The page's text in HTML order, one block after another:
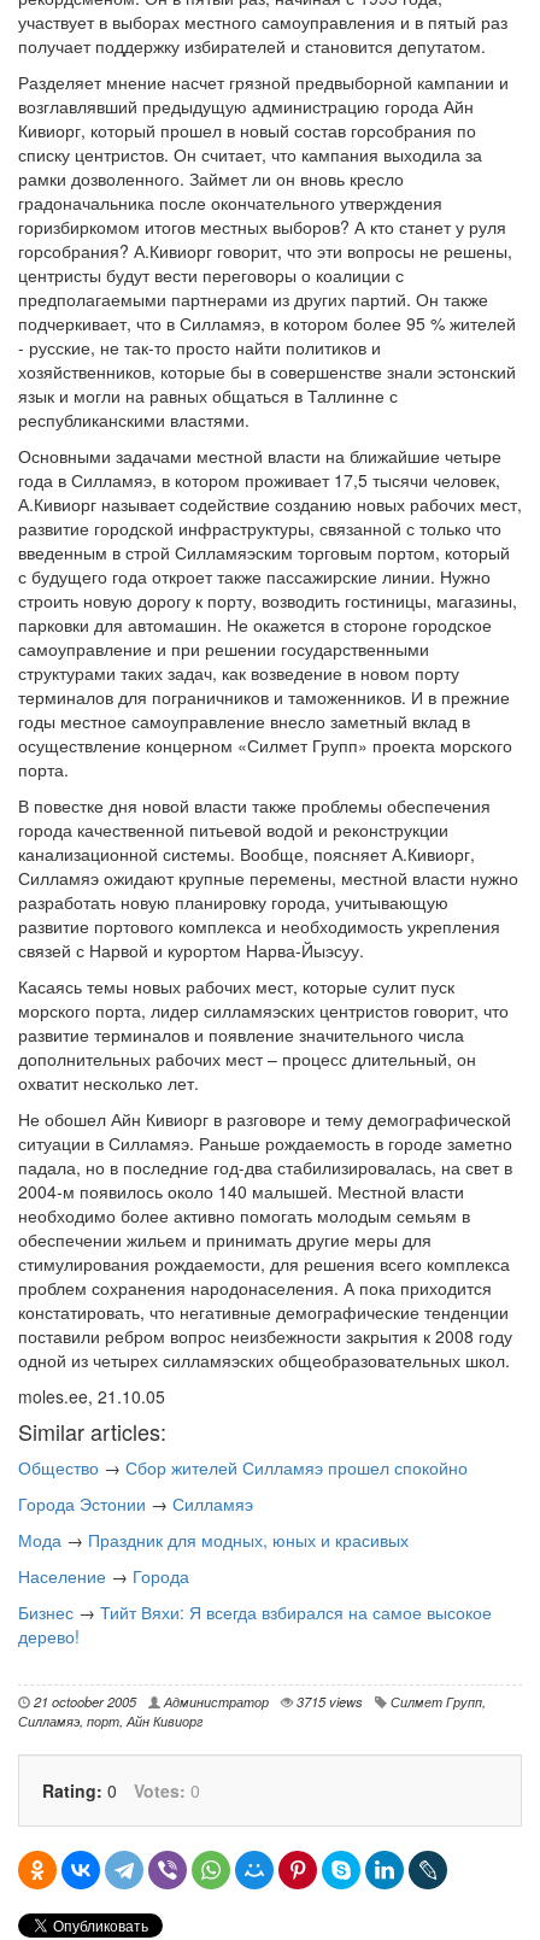
участвует в выборах местного самоуправления и в пятый раз
получает поддержку избирателей и становится депутатом.
Разделяет мнение насчет грязной предвыборной кампании и
возглавлявший предыдущую администрацию города Айн
Кивиорг, который прошел в новый состав горсобрания по
списку центристов. Он считает, что кампания выходила за
рамки дозволенного. Займет ли он вновь кресло
градоначальника после окончательного утверждения
горизбиркомом итогов местных выборов? А кто станет у руля
горсобрания? А.Кивиорг говорит, что эти вопросы не решены,
центристы будут вести переговоры о коалиции с
предполагаемыми партнерами из других партий. Он также
подчеркивает, что в Силламяэ, в котором более 95 % жителей
- русские, не так-то просто найти политиков и
хозяйственников, которые бы в совершенстве знали эстонский
язык и могли на равных общаться в Таллинне с
республиканскими властями.
Основными задачами местной власти на ближайшие четыре
года в Силламяэ, в котором проживает 17,5 тысячи человек,
А.Кивиорг называет содействие созданию новых рабочих мест,
развитие городской инфраструктуры, связанной с только что
введенным в строй Силламяэским торговым портом, который
с будущего года откроет также пассажирские линии. Нужно
строить новую дорогу к порту, возводить гостиницы, магазины,
парковки для автомашин. Не окажется в стороне городское
самоуправление и при решении государственными
структурами таких задач, как возведение в новом порту
терминалов для пограничников и таможенников. И в прежние
годы местное самоуправление внесло заметный вклад в
осуществление концерном «Силмет Групп» проекта морского
порта.
В повестке дня новой власти также проблемы обеспечения
города качественной питьевой водой и реконструкции
канализационной системы. Вообще, поясняет А.Кивиорг,
Силламяэ ожидают крупные перемены, местной власти нужно
разработать новую планировку города, учитывающую
развитие портового комплекса и необходимость укрепления
связей с Нарвой и курортом Нарва-Йыэсуу.
Касаясь темы новых рабочих мест, которые сулит пуск
морского порта, лидер силламяэских центристов говорит, что
развитие терминалов и появление значительного числа
дополнительных рабочих мест – процесс длительный, он
охватит несколько лет.
Не обошел Айн Кивиорг в разговоре и тему демографической
ситуации в Силламяэ. Раньше рождаемость в городе заметно
падала, но в последние год-два стабилизировалась, на свет в
2004-м появилось около 140 малышей. Местной власти
необходимо более активно помогать молодым семьям в
обеспечении жильем и принимать другие меры для
стимулирования рождаемости, для решения всего комплекса
проблем сохранения народонаселения. А пока приходится
констатировать, что негативные демографические тенденции
поставили ребром вопрос неизбежности закрытия к 2008 году
одной из четырех силламяэских общеобразовательных школ.
moles.ee, 21.10.05
Similar articles:
Общество → Сбор жителей Силламяэ прошел спокойно
Города Эстонии → Силламяэ
Мода → Праздник для модных, юных и красивых
Население → Города
Бизнес → Тийт Вяхи: Я всегда взбирался на самое высокое
дерево!
21 octoober 2005 Администратор 3715 views Силмет Групп,
Силламяэ, порт,Айн Кивиорг
Rating: 0 Votes: 0